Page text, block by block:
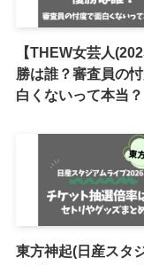
【THEW女芸人
勝は誰？審査員の
白くないって本当？
東方神起(日産スタ